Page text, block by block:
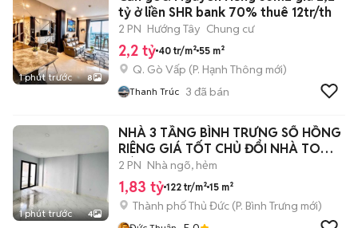
1 phút trước 8
tỷ ở liền SHR bank 70% thuê 12tr/th
2 PN Hướng Tây Chung cư
2,2 tỷ 40 tr/m² 55 m²
Q. Gò Vấp (P. Hạnh Thông mới)
Thanh Trúc 3 đã bán
1 phút trước 4
NHÀ 3 TẦNG BÌNH TRƯNG SỔ HỒNG
RIÊNG GIÁ TỐT CHỦ ĐỔI NHÀ TO
BÁN NHANH
2 PN Nhà ngõ, hẻm
1,83 tỷ 122 tr/m² 15 m²
Thành phố Thủ Đức (P. Bình Trưng mới)